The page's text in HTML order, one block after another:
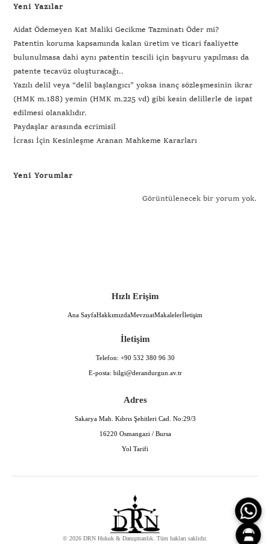
Yeni Yazılar
Aidat Ödemeyen Kat Maliki Gecikme Tazminatı Öder mi?
Patentin koruma kapsamında kalan üretim ve ticari faaliyette
bulunulmasa dahi aynı patentin tescili için başvuru yapılması da
patente tecavüz oluşturacağı..
Yazılı delil veya “delil başlangıcı” yoksa inanç sözleşmesinin ikrar
(HMK m.188) yemin (HMK m.225 vd) gibi kesin delillerle de ispat
edilmesi olanaklıdır.
Paydaşlar arasında ecrimisil
İcrası İçin Kesinleşme Aranan Mahkeme Kararları
Yeni Yorumlar
Görüntülenecek bir yorum yok.
Hızlı Erişim
Ana SayfaHakkımızdaMevzuatMakalelerİletişim
İletişim
Telefon: +90 532 380 96 30
E-posta: bilgi@derandurgun.av.tr
Adres
Sakarya Mah. Kıbrıs Şehitleri Cad. No:29/3
16220 Osmangazi / Bursa
Yol Tarifi
© 2026 DRN Hukuk & Danışmanlık. Tüm hakları saklıdır.